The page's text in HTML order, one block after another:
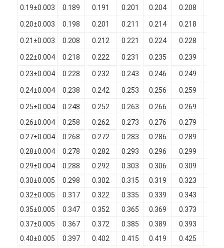
0.19±0.003 0.189 0.191 0.201 0.204 0.208
0.20±0.003 0.198 0.201 0.211 0.214 0.218
0.21±0.003 0.208 0.212 0.221 0.224 0.228
0.22±0.004 0.218 0.222 0.231 0.235 0.239
0.23±0.004 0.228 0.232 0.243 0.246 0.249
0.24±0.004 0.238 0.242 0.253 0.256 0.259
0.25±0.004 0.248 0.252 0.263 0.266 0.269
0.26±0.004
0.258 0.262 0.273 0.276 0.279
0.27±0.004
0.268 0.272 0.283 0.286 0.289
0.28±0.004
0.278 0.282 0.293 0.296 0.299
0.29±0.004
0.288 0.292 0.303 0.306 0.309
0.30±0.005
0.298 0.302 0.315 0.319 0.323
0.32±0.005
0.317 0.322 0.335 0.339 0.343
0.35±0.005
0.347 0.352 0.365 0.369 0.373
0.37±0.005
0.367 0.372 0.385 0.389 0.393
0.40±0.005
0.397 0.402 0.415 0.419 0.425